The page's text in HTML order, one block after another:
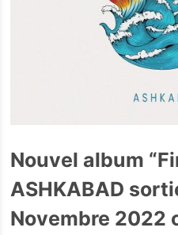
Nouvel album
ASHKABAD
Novembre 2022